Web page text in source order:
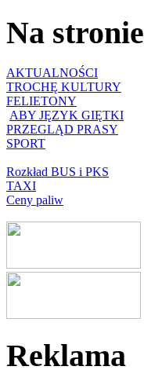
Na stronie
AKTUALNOŚCI
TROCHĘ KULTURY
FELIETONY
ABY JĘZYK GIĘTKI
PRZEGLĄD PRASY
SPORT
Rozkład BUS i PKS
TAXI
Ceny paliw
Reklama